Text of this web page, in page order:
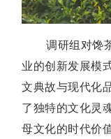
调研组对馋
业的创新发展模
文典故与现代化
了独特的文化灵
母文化的时代价